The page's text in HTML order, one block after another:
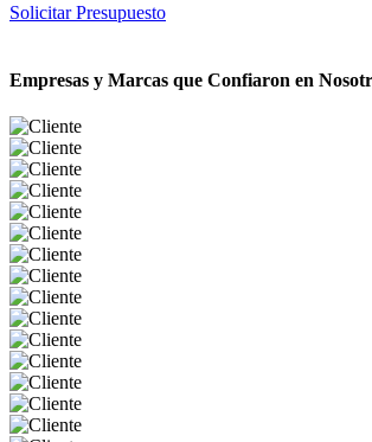
Solicitar Presupuesto
Empresas y Marcas que Confiaron en